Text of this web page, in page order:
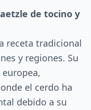
de tocino y
receta tradicional
y regiones. Su
el cerdo ha
debido a su